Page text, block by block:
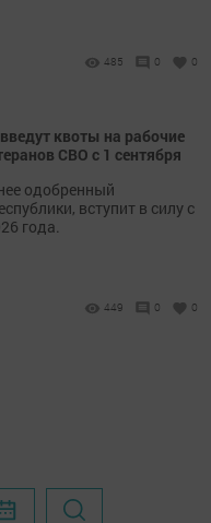
485 0 0
квоты на рабочие
СВО с 1 сентября
одобренный
вступит в силу с
года.
449 0 0